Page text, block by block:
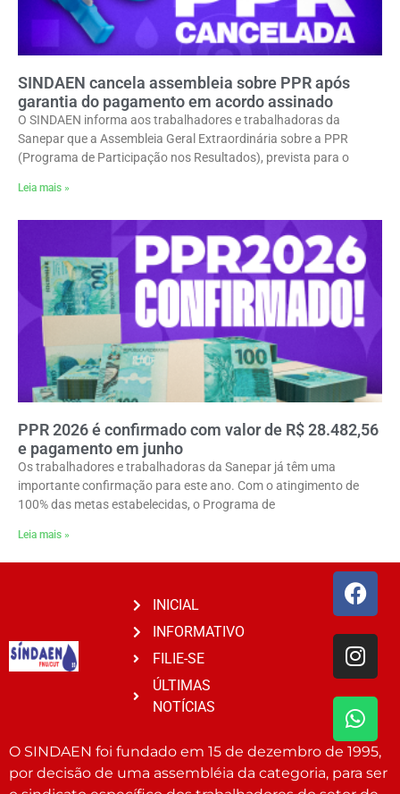
SINDAEN cancela assembleia sobre PPR após
garantia do pagamento em acordo assinado
O SINDAEN informa aos trabalhadores e trabalhadoras da
Sanepar que a Assembleia Geral Extraordinária sobre a PPR
(Programa de Participação nos Resultados), prevista para o
Leia mais »
PPR 2026 é confirmado com valor de R$ 28.482,56
e pagamento em junho
Os trabalhadores e trabalhadoras da Sanepar já têm uma
importante confirmação para este ano. Com o atingimento de
100% das metas estabelecidas, o Programa de
Leia mais »
INICIAL
INFORMATIVO
FILIE-SE
ÚLTIMAS
NOTÍCIAS
O SINDAEN foi fundado em 15 de dezembro de 1995,
por decisão de uma assembléia da categoria, para ser